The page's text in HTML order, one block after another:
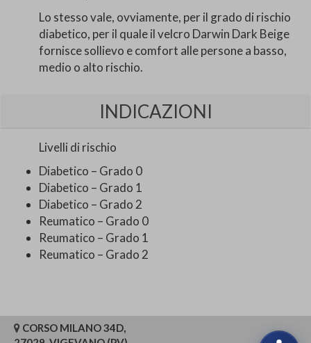
Lo stesso vale, ovviamente, per il grado di rischio
diabetico, per il quale il velcro Darwin Dark Beige
fornisce sollievo e comfort alle persone a basso,
medio o alto rischio.
INDICAZIONI
Livelli di rischio
Diabetico – Grado 0
Diabetico – Grado 1
Diabetico – Grado 2
Reumatico – Grado 0
Reumatico – Grado 1
Reumatico – Grado 2
CORSO MILANO 34D,